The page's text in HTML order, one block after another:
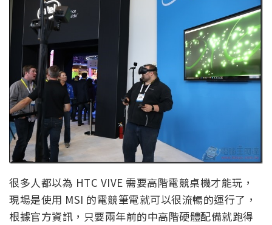
很多人都以為 HTC VIVE 需要高階電競桌機才能玩，
現場是使用 MSI 的電競筆電就可以很流暢的運行了，
根據官方資訊，只要兩年前的中高階硬體配備就跑得